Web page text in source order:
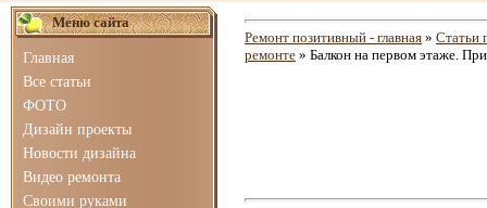
Меню сайта
Главная
Все статьи
ФОТО
Дизайн проекты
Новости дизайна
Видео ремонта
Своими руками
Ремонт позитивный - главная » Статьи
ремонте » Балкон на первом этаже.